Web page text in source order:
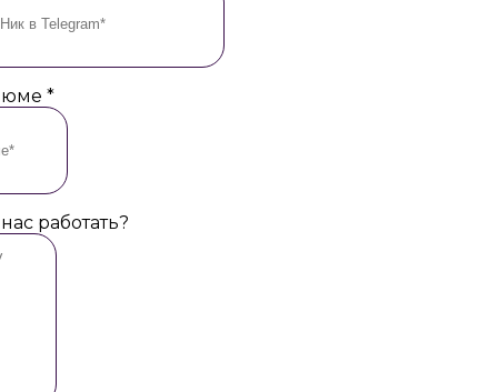
*
работать?